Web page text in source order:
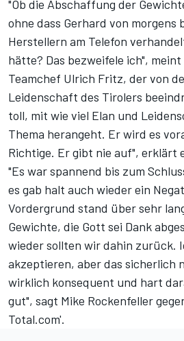
"Ob die Abschaffung der
ohne dass Gerhard von morgens
Herstellern am Telefon
hätte? Das bezweifele ich",
Teamchef Ulrich Fritz, der von
Leidenschaft des Tirolers
toll, mit wie viel Elan und
Thema herangeht. Er wird es
Richtige. Er gibt nie auf", erklärt
"Es war spannend bis zum
es gab halt auch wieder ein
Vordergrund stand über sehr
Gewichte, die Gott sei Dank
wieder sollten wir dahin zurück.
akzeptieren, aber das sicherlich
wirklich konsequent und hart
gut", sagt Mike Rockenfeller
Total.com'.